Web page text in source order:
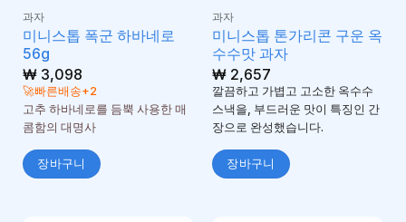
과자
미니스톱 폭군 하바네로
56g
₩3,098
🚀빠른배송+2
고추 하바네로를 듬뿍 사용한 매
콤함의 대명사
장바구니
과자
미니스톱 톤가리콘 구운 옥
수수맛 과자
₩2,657
깔끔하고 가볍고 고소한 옥수수
스낵을, 부드러운 맛이 특징인 간
장으로 완성했습니다.
장바구니